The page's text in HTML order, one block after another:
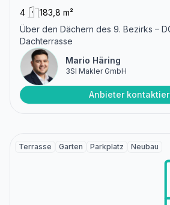
4
183,8 m²
Über den Dächern des 9. Bezirks –
Dachterrasse
Mario Häring
3SI Makler GmbH
Anbieter
Terrasse Garten Parkplatz Neubau